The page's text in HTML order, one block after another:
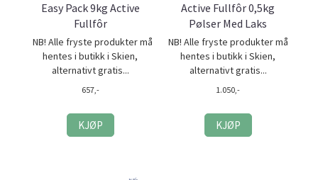
Easy Pack 9kg Active
Fullfôr
NB! Alle fryste produkter må
hentes i butikk i Skien,
alternativt gratis...
657,-
KJØP
Active Fullfôr 0,5kg
Pølser Med Laks
NB! Alle fryste produkter må
hentes i butikk i Skien,
alternativt gratis...
1.050,-
KJØP